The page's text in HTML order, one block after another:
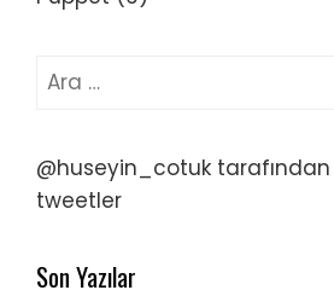
Arama:
@huseyin_cotuk
tweetler
Son Yazılar